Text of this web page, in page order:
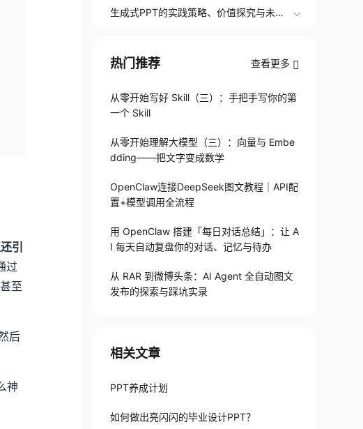
引
过
至
后
神
生成式PPT的实践策略、价值探究与未来
热门推荐 查看更多
从零开始写好 Skill（三）：手把手写你的第
一个 Skill
从零开始理解大模型（三）：向量与 Embe
dding——把文字变成数学
OpenClaw连接DeepSeek图文教程｜API配
置+模型调用全流程
用 OpenClaw 搭建「每日对话总结」：让 A
I 每天自动复盘你的对话、记忆与待办
从 RAR 到微博头条：AI Agent 全自动图文
发布的探索与踩坑实录
相关文章
PPT养成计划
如何做出亮闪闪的毕业设计PPT？